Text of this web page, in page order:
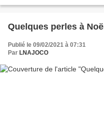
Quelques perles à Noël
Publié le 09/02/2021 à 07:31
Par LNAJOCO